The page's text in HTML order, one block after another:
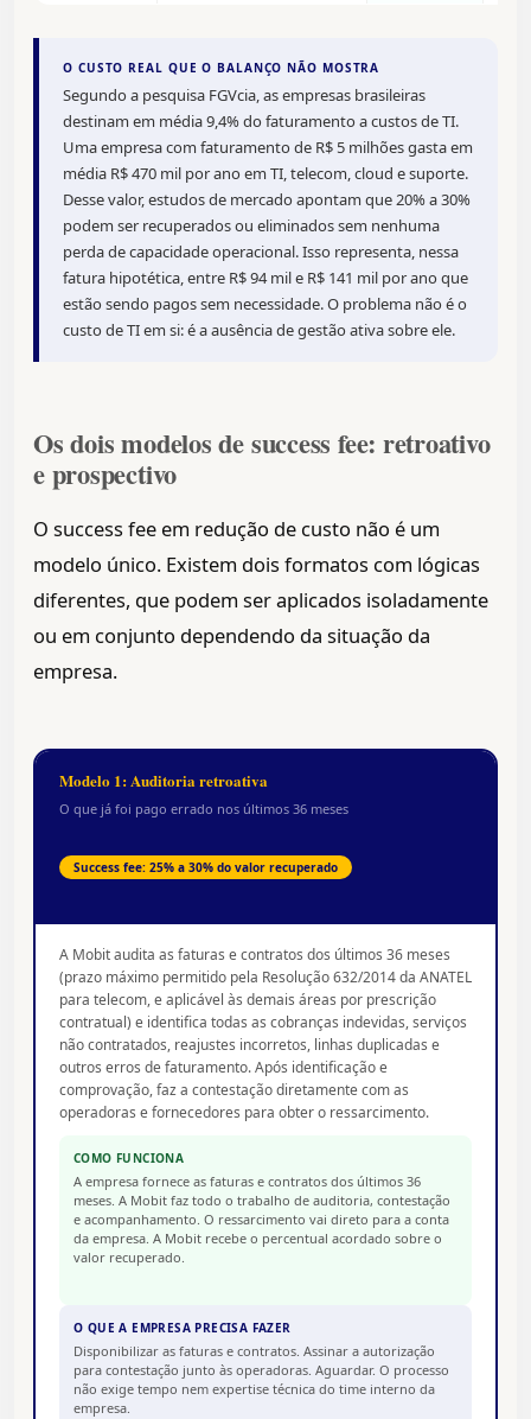
O CUSTO REAL QUE O BALANÇO NÃO MOSTRA
Segundo a pesquisa FGVcia, as empresas brasileiras
destinam em média 9,4% do faturamento a custos de TI.
Uma empresa com faturamento de R$ 5 milhões gasta em
média R$ 470 mil por ano em TI, telecom, cloud e suporte.
Desse valor, estudos de mercado apontam que 20% a 30%
podem ser recuperados ou eliminados sem nenhuma
perda de capacidade operacional. Isso representa, nessa
fatura hipotética, entre R$ 94 mil e R$ 141 mil por ano que
estão sendo pagos sem necessidade. O problema não é o
custo de TI em si: é a ausência de gestão ativa sobre ele.
Os dois modelos de success fee: retroativo
e prospectivo
O success fee em redução de custo não é um
modelo único. Existem dois formatos com lógicas
diferentes, que podem ser aplicados isoladamente
ou em conjunto dependendo da situação da
empresa.
Modelo 1: Auditoria retroativa
O que já foi pago errado nos últimos 36 meses
Success fee: 25% a 30% do valor recuperado
A Mobit audita as faturas e contratos dos últimos 36 meses
(prazo máximo permitido pela Resolução 632/2014 da ANATEL
para telecom, e aplicável às demais áreas por prescrição
contratual) e identifica todas as cobranças indevidas, serviços
não contratados, reajustes incorretos, linhas duplicadas e
outros erros de faturamento. Após identificação e
comprovação, faz a contestação diretamente com as
operadoras e fornecedores para obter o ressarcimento.
COMO FUNCIONA
A empresa fornece as faturas e contratos dos últimos 36
meses. A Mobit faz todo o trabalho de auditoria, contestação
e acompanhamento. O ressarcimento vai direto para a conta
da empresa. A Mobit recebe o percentual acordado sobre o
valor recuperado.
O QUE A EMPRESA PRECISA FAZER
Disponibilizar as faturas e contratos. Assinar a autorização
para contestação junto às operadoras. Aguardar. O processo
não exige tempo nem expertise técnica do time interno da
empresa.